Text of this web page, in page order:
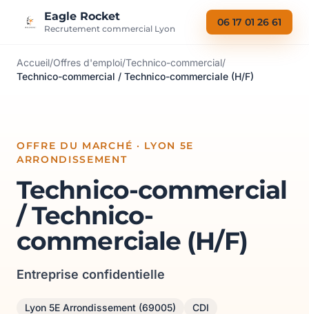
Eagle Rocket
Recrutement commercial Lyon
06 17 01 26 61
Accueil/Offres d'emploi/Technico-commercial/
Technico-commercial / Technico-commerciale (H/F)
OFFRE DU MARCHÉ · LYON 5E
ARRONDISSEMENT
Technico-commercial
/ Technico-
commerciale (H/F)
Entreprise confidentielle
Lyon 5E Arrondissement (69005)
CDI